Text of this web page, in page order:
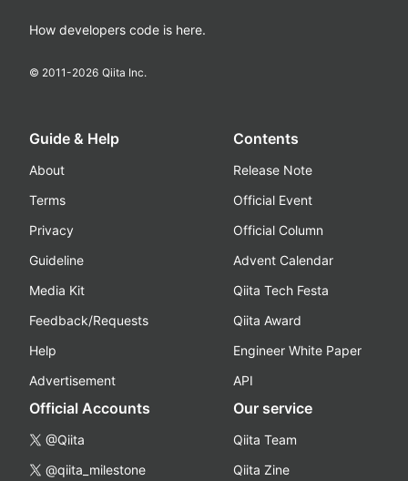
How developers code is here.
© 2011-2026 Qiita Inc.
Guide & Help
About
Terms
Privacy
Guideline
Media Kit
Feedback/Requests
Help
Advertisement
Contents
Release Note
Official Event
Official Column
Advent Calendar
Qiita Tech Festa
Qiita Award
Engineer White Paper
API
Official Accounts
@Qiita
@qiita_milestone
Our service
Qiita Team
Qiita Zine